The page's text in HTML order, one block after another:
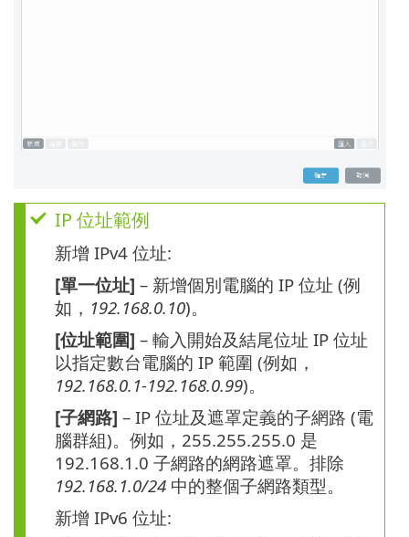
IP 位址範例
新增 IPv4 位址:
[單一位址] – 新增個別電腦的 IP 位址 (例
如， 192.168.0.10)。
[位址範圍] – 輸入開始及結尾位址 IP 位址
以指定數台電腦的 IP 範圍 (例如，
192.168.0.1-192.168.0.99)。
[子網路] – IP 位址及遮罩定義的子網路 (電
腦群組)。例如，255.255.255.0 是
192.168.1.0 子網路的網路遮罩。排除
192.168.1.0/24 中的整個子網路類型。
新增 IPv6 位址: